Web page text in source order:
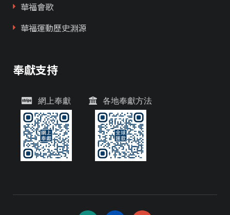
華福會歌
華福運動歷史淵源
奉獻支持
網上奉獻 各地奉獻方法